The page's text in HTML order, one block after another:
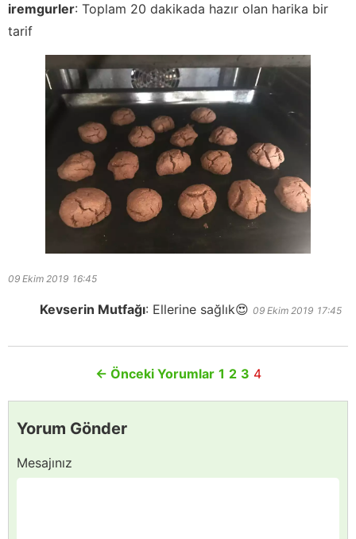
iremgurler: Toplam 20 dakikada hazır olan harika bir
tarif
09 Ekim 2019 16:45
Kevserin Mutfağı: Ellerine sağlık😍 09 Ekim 2019 17:45
← Önceki Yorumlar 1 2 3 4
Yorum Gönder
Mesajınız